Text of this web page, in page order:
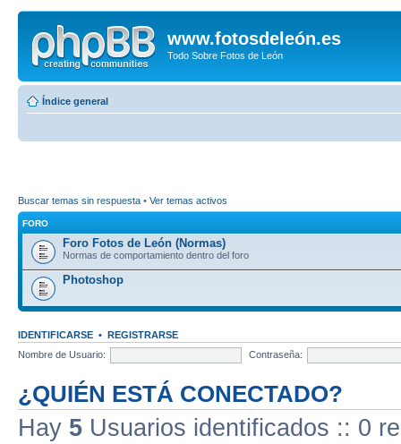
www.fotosdeleón.es
Todo Sobre Fotos de León
Índice general
Buscar temas sin respuesta • Ver temas activos
FORO
Foro Fotos de León (Normas)
Normas de comportamiento dentro del foro
Photoshop
IDENTIFICARSE • REGISTRARSE
Nombre de Usuario:
Contraseña:
¿QUIÉN ESTÁ CONECTADO?
Hay 5 Usuarios identificados :: 0